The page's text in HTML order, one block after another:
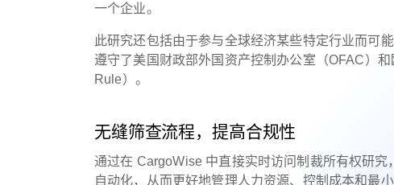
一个企业。
此研究还包括由于参与全球经济某些特定行业而可
遵守了美国财政部外国资产控制办公室（OFAC）
Rule）。
无缝筛查流程，提高合规性
通过在 CargoWise 中直接实时访问制裁所有权研
自动化，从而更好地管理人力资源、控制成本和最